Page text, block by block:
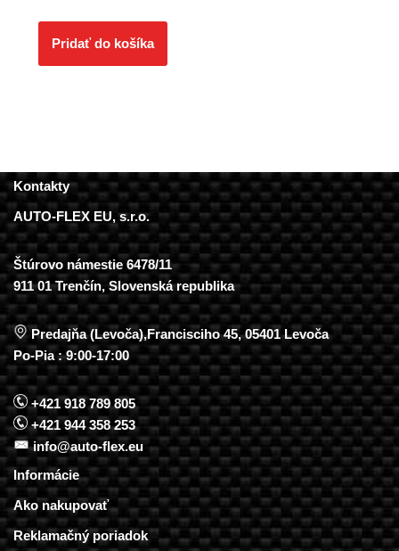
Pridať do košíka
Kontakty
AUTO-FLEX EU, s.r.o.
Štúrovo námestie 6478/11
911 01 Trenčín, Slovenská republika
Predajňa (Levoča),Francisciho 45, 05401 Levoča
Po-Pia : 9:00-17:00
+421 918 789 805
+421 944 358 253
info@auto-flex.eu
Informácie
Ako nakupovať
Reklamačný poriadok